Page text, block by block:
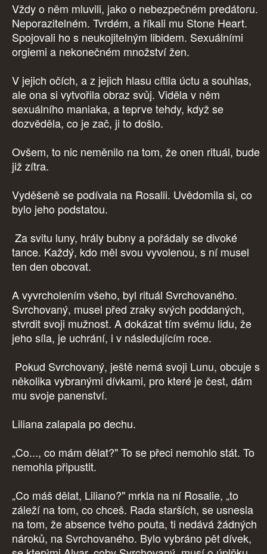
Vždy o něm mluvili, jako o nebezpečném predátoru.
Neporazitelném. Tvrdém, a říkali mu Stone Heart.
Spojovali ho s neukojitelným libidem. Sexuálními
orgiemi a nekonečném množství žen.
V jejich očích, a z jejich hlasu cítila úctu a souhlas,
ale ona si vytvořila obraz svůj. Viděla v něm
sexuálního maniaka, a teprve tehdy, když se
dozvěděla, co je zač, ji to došlo.
Ovšem, to nic neměnilo na tom, že onen rituál, bude
již zítra.
Vyděšeně se podívala na Rosalii. Uvědomila si, co
bylo jeho podstatou.
Za svitu luny, hrály bubny a pořádaly se divoké
tance. Každý, kdo měl svou vyvolenou, s ní musel
ten den obcovat.
A vyvrcholením všeho, byl rituál Svrchovaného.
Svrchovaný, musel před zraky svých poddaných,
stvrdit svoji mužnost. A dokázat tím svému lidu, že
jeho síla, je uchrání, i v následujícím roce.
Pokud Svrchovaný, ještě nemá svoji Lunu, obcuje s
několika vybranými dívkami, pro které je čest, dám
mu svoje panenství.
Liliana zalapala po dechu.
„Co..., co mám dělat?" To se přeci nemohlo stát. To
nemohla připustit.
„Co máš dělat, Liliano?" mrkla na ní Rosalie, „to
záleží na tom, co chceš. Rada starších, se usnesla
na tom, že absence tvého pouta, ti nedává žádných
nároků, na Svrchovaného. Bylo vybráno pět dívek,